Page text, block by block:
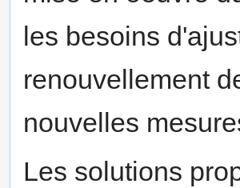
les besoins
renouvellement
nouvelles
Les solutions